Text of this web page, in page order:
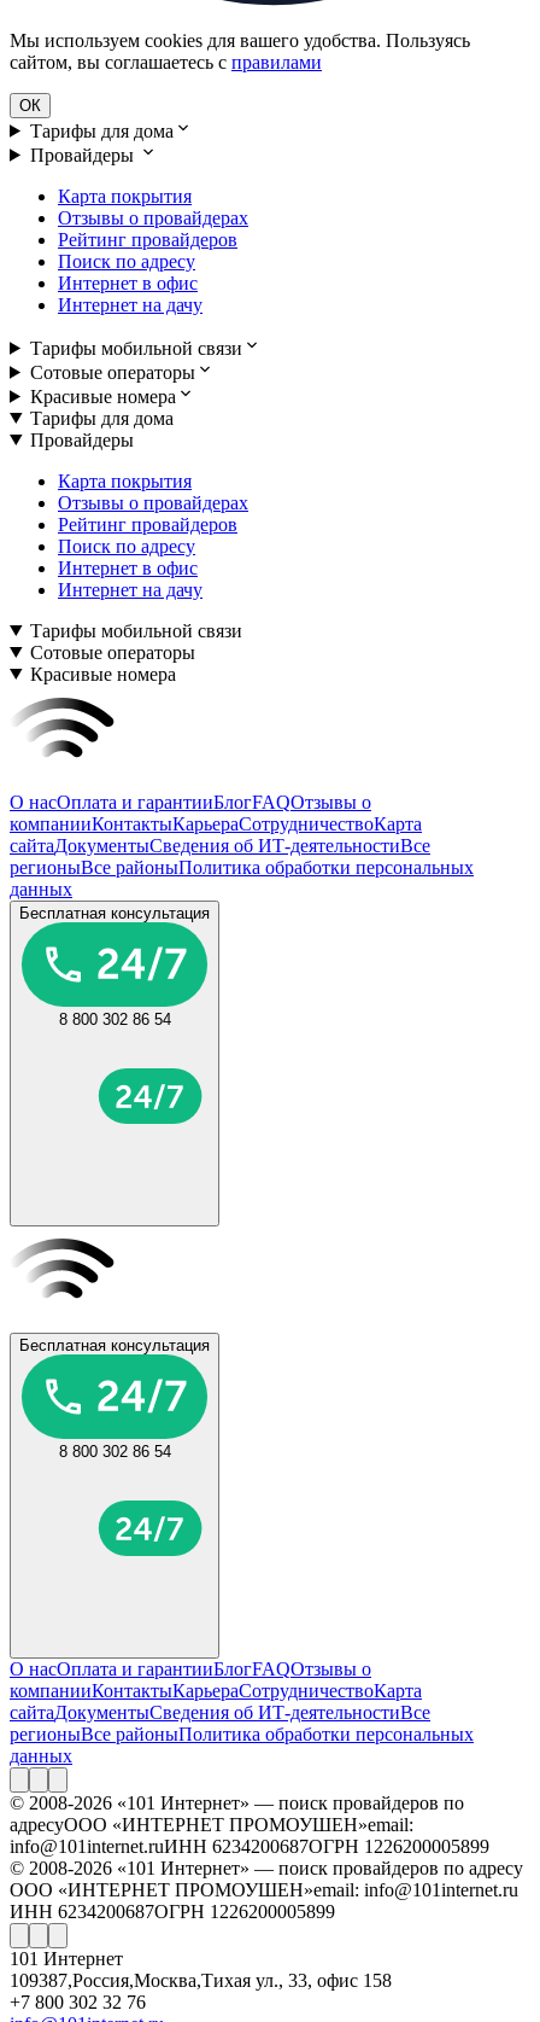
Мы используем cookies для вашего удобства. Пользуясь
сайтом, вы соглашаетесь с правилами
ОК
Тарифы для дома
Провайдеры
Карта покрытия
Отзывы о провайдерах
Рейтинг провайдеров
Поиск по адресу
Интернет в офис
Интернет на дачу
Тарифы мобильной связи
Сотовые операторы
Красивые номера
Тарифы для дома
Провайдеры
Карта покрытия
Отзывы о провайдерах
Рейтинг провайдеров
Поиск по адресу
Интернет в офис
Интернет на дачу
Тарифы мобильной связи
Сотовые операторы
Красивые номера
О насОплата и гарантииБлогFAQОтзывы о
компанииКонтактыКарьераСотрудничествоКарта
сайтаДокументыСведения об ИТ-деятельностиВсе
регионыВсе районыПолитика обработки персональных
данных
Бесплатная консультация
8 800 302 86 54
Бесплатная консультация
8 800 302 86 54
О насОплата и гарантииБлогFAQОтзывы о
компанииКонтактыКарьераСотрудничествоКарта
сайтаДокументыСведения об ИТ-деятельностиВсе
регионыВсе районыПолитика обработки персональных
данных
© 2008-2026 «101 Интернет» — поиск провайдеров по
адресуООО «ИНТЕРНЕТ ПРОМОУШЕН»email:
info@101internet.ruИНН 6234200687ОГРН 1226200005899
© 2008-2026 «101 Интернет» — поиск провайдеров по адресу
ООО «ИНТЕРНЕТ ПРОМОУШЕН»email: info@101internet.ru
ИНН 6234200687ОГРН 1226200005899
101 Интернет
109387,Россия,Москва,Тихая ул., 33, офис 158
+7 800 302 32 76